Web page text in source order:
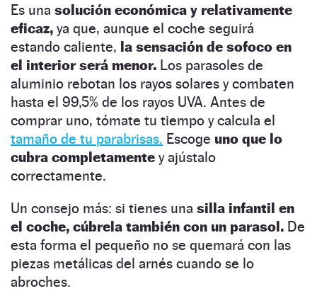
Es una solución económica y relativamente
eficaz, ya que, aunque el coche seguirá
estando caliente, la sensación de sofoco en
el interior será menor. Los parasoles de
aluminio rebotan los rayos solares y combaten
hasta el 99,5% de los rayos UVA. Antes de
comprar uno, tómate tu tiempo y calcula el
tamaño de tu parabrisas. Escoge uno que lo
cubra completamente y ajústalo
correctamente.
Un consejo más: si tienes una silla infantil en
el coche, cúbrela también con un parasol. De
esta forma el pequeño no se quemará con las
piezas metálicas del arnés cuando se lo
abroches.